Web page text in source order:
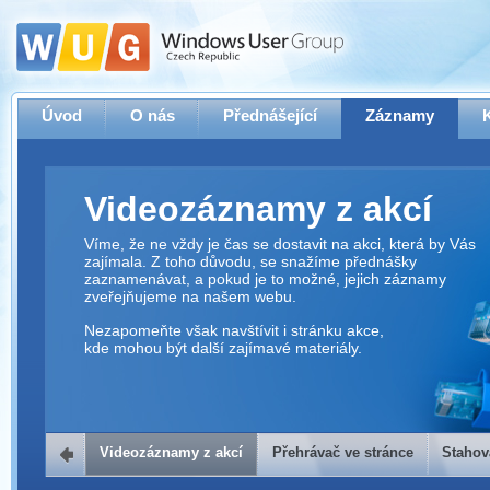
Úvod O nás Přednášející Záznamy
Videozáznamy z akcí
Víme, že ne vždy je čas se dostavit na akci, která by Vás
zajímala. Z toho důvodu, se snažíme přednášky
zaznamenávat, a pokud je to možné, jejich záznamy
zveřejňujeme na našem webu.
Nezapomeňte však navštívit i stránku akce,
kde mohou být další zajímavé materiály.
Přehrávač ve stránce
Videozáznamy z akcí Přehrávač ve stránce